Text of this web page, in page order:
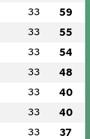
33 59
33 55
33 54
33 48
33 40
33 40
33 37